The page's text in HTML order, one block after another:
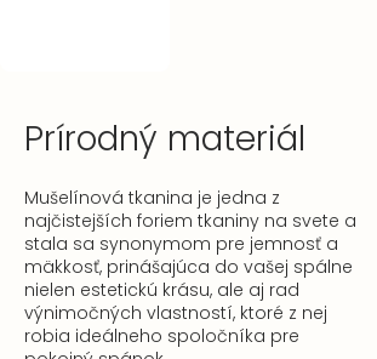
Prírodný materiál
Mušelínová tkanina je jedna z
najčistejších foriem tkaniny na svete a
stala sa synonymom pre jemnosť a
mäkkosť, prinášajúca do vašej spálne
nielen estetickú krásu, ale aj rad
výnimočných vlastností, ktoré z nej
robia ideálneho spoločníka pre